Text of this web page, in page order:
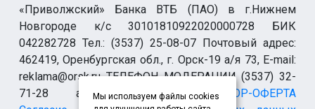
«Приволжский» Банка ВТБ (ПАО) в г.Нижнем
Новгороде к/с 30101810922020000728 БИК
042282728 Тел.: (3537) 25-08-07 Почтовый адрес:
462419, Оренбургская обл., г. Орск-19 а/я 73, E-mail:
reklama@orsk.ru ТЕЛЕФОН МОДЕРАЦИИ (3537) 32-
71-28 allsupport@orsk.ruДОГОВОР-ОФЕРТА
Мы используем файлы cookies